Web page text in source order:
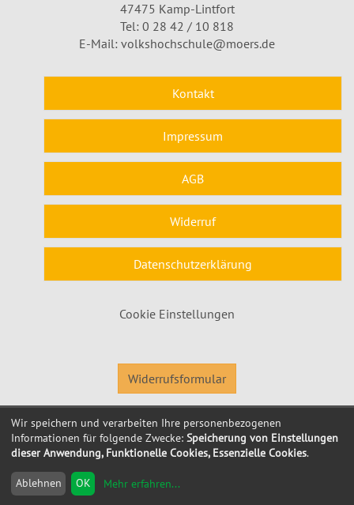
47475 Kamp-Lintfort
Tel: 0 28 42 / 10 818
E-Mail: volkshochschule@moers.de
Kontakt
Impressum
AGB
Widerruf
Datenschutzerklärung
Cookie Einstellungen
Widerrufsformular
© 2026 Kubus Software GmbH
Wir speichern und verarbeiten Ihre personenbezogenen
Informationen für folgende Zwecke: Speicherung von Einstellungen
dieser Anwendung, Funktionelle Cookies, Essenzielle Cookies.
Ablehnen OK Mehr erfahren...